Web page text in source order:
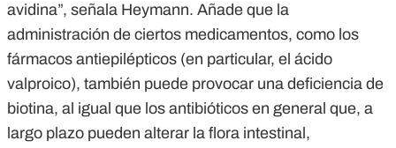
avidina”, señala Heymann. Añade que la
administración de ciertos medicamentos, como los
fármacos antiepilépticos (en particular, el ácido
valproico), también puede provocar una deficiencia de
biotina, al igual que los antibióticos en general que, a
largo plazo pueden alterar la flora intestinal,